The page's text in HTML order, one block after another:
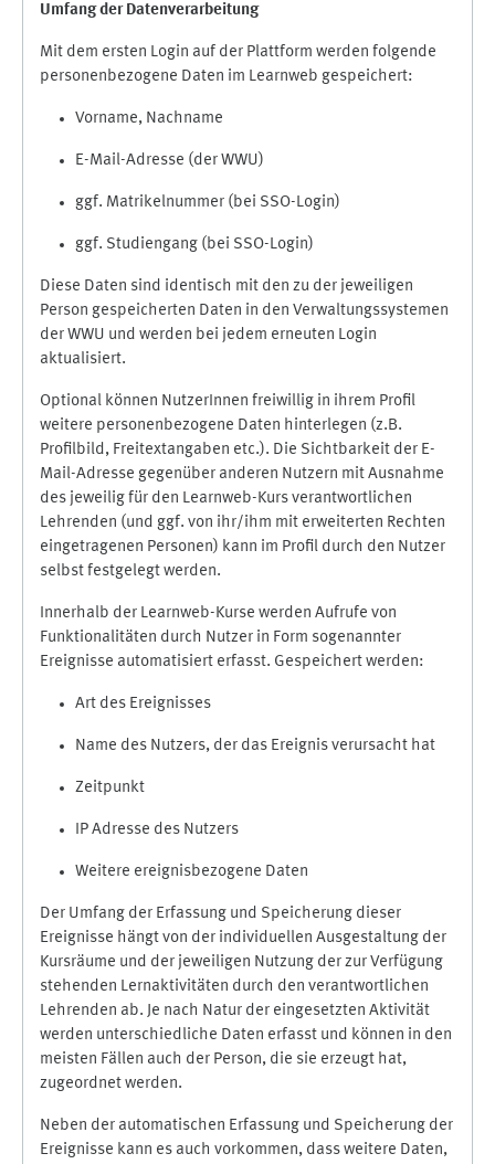
Umfang der Datenverarbeitung
Mit dem ersten Login auf der Plattform werden folgende
personenbezogene Daten im Learnweb gespeichert:
Vorname, Nachname
E-Mail-Adresse (der WWU)
ggf. Matrikelnummer (bei SSO-Login)
ggf. Studiengang (bei SSO-Login)
Diese Daten sind identisch mit den zu der jeweiligen
Person gespeicherten Daten in den Verwaltungssystemen
der WWU und werden bei jedem erneuten Login
aktualisiert.
Optional können NutzerInnen freiwillig in ihrem Profil
weitere personenbezogene Daten hinterlegen (z.B.
Profilbild, Freitextangaben etc.). Die Sichtbarkeit der E-
Mail-Adresse gegenüber anderen Nutzern mit Ausnahme
des jeweilig für den Learnweb-Kurs verantwortlichen
Lehrenden (und ggf. von ihr/ihm mit erweiterten Rechten
eingetragenen Personen) kann im Profil durch den Nutzer
selbst festgelegt werden.
Innerhalb der Learnweb-Kurse werden Aufrufe von
Funktionalitäten durch Nutzer in Form sogenannter
Ereignisse automatisiert erfasst. Gespeichert werden:
Art des Ereignisses
Name des Nutzers, der das Ereignis verursacht hat
Zeitpunkt
IP Adresse des Nutzers
Weitere ereignisbezogene Daten
Der Umfang der Erfassung und Speicherung dieser
Ereignisse hängt von der individuellen Ausgestaltung der
Kursräume und der jeweiligen Nutzung der zur Verfügung
stehenden Lernaktivitäten durch den verantwortlichen
Lehrenden ab. Je nach Natur der eingesetzten Aktivität
werden unterschiedliche Daten erfasst und können in den
meisten Fällen auch der Person, die sie erzeugt hat,
zugeordnet werden.
Neben der automatischen Erfassung und Speicherung der
Ereignisse kann es auch vorkommen, dass weitere Daten,